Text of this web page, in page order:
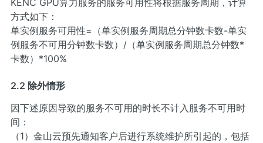
KENC GPU算力服务的服务可用性将根据服务周期，计算
方式如下：
单实例服务可用性=（单实例服务周期总分钟数卡数-单实
例服务不可用分钟数卡数）/（单实例服务周期总分钟数*
卡数）*100%
2.2 除外情形
因下述原因导致的服务不可用的时长不计入服务不可用时
间：
（1）金山云预先通知客户后进行系统维护所引起的，包括